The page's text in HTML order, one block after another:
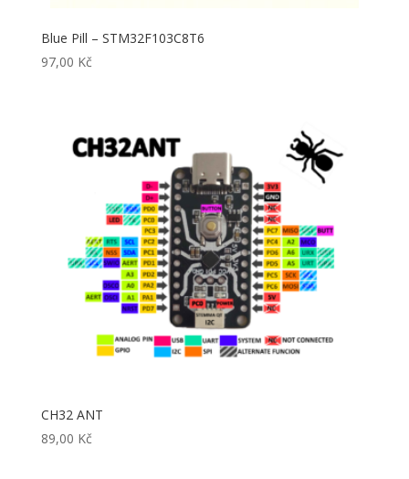
Blue Pill – STM32F103C8T6
97,00 Kč
CH32 ANT
89,00 Kč